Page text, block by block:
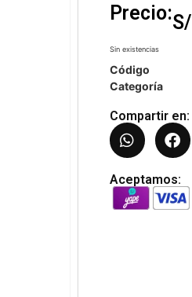
Precio:S/
Sin existencias
Código
Categoría
Compartir en:
Aceptamos: